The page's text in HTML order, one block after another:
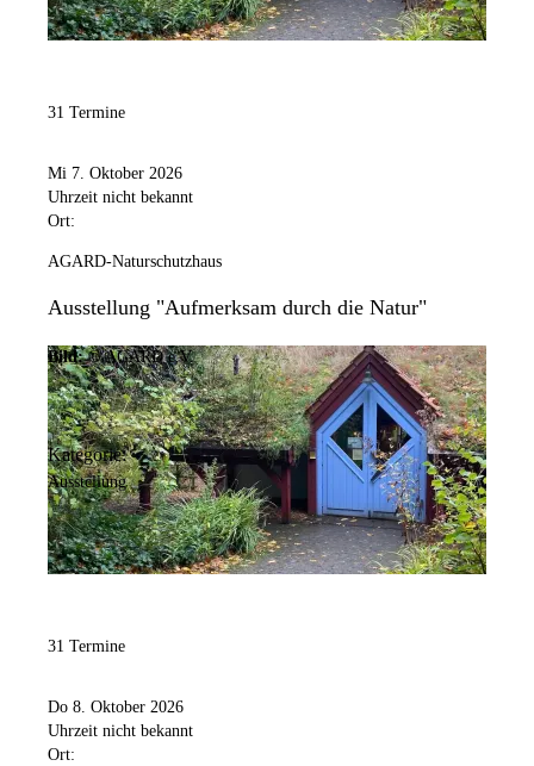
31 Termine
Mi 7. Oktober 2026
Uhrzeit nicht bekannt
Ort:
AGARD-Naturschutzhaus
Ausstellung "Aufmerksam durch die Natur"
Bild: © AGARD e.V.
Kategorie:
Ausstellung
31 Termine
Do 8. Oktober 2026
Uhrzeit nicht bekannt
Ort: